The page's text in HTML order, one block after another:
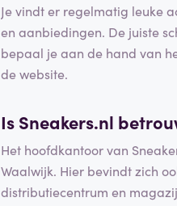
Je vindt er regelmatig leuke
en aanbiedingen. De juiste
bepaal je aan de hand van
de website.
Is Sneakers.nl
Het hoofdkantoor van
Waalwijk. Hier bevindt zich
distributiecentrum en